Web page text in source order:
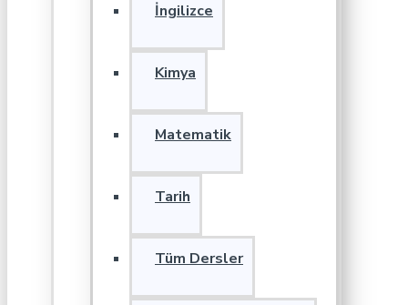
İngilizce
Kimya
Matematik
Tarih
Tüm Dersler